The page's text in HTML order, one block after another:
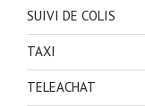
SUIVI DE COLIS
TAXI
TELEACHAT